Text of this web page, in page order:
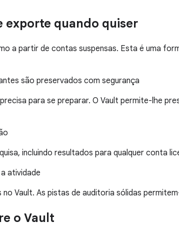
exporte quando quiser
a partir de contas suspensas. Esta é uma
são preservados com segurança
para se preparar. O Vault permite-lhe
incluindo resultados para qualquer conta
atividade
Vault. As pistas de auditoria sólidas
o Vault